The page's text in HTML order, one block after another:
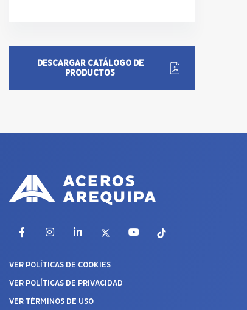
DESCARGAR CATÁLOGO DE
PRODUCTOS
FacebookInstagramLinkedIn YouTubeTikTok
VER POLÍTICAS DE COOKIES
VER POLÍTICAS DE PRIVACIDAD
VER TÉRMINOS DE USO